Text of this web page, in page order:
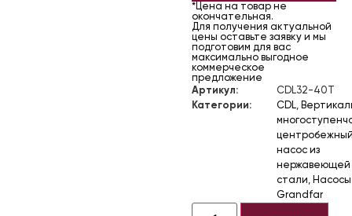
*Цена на товар не
окончательная.
Для получения актуальной
цены оставьте заявку и мы
подготовим для вас
максимально выгодное
коммерческое
предложение
Артикул:
CDL32-40T
Категории:
CDL,
насос из
нержавеющей
стали, Насосы
Grandfar